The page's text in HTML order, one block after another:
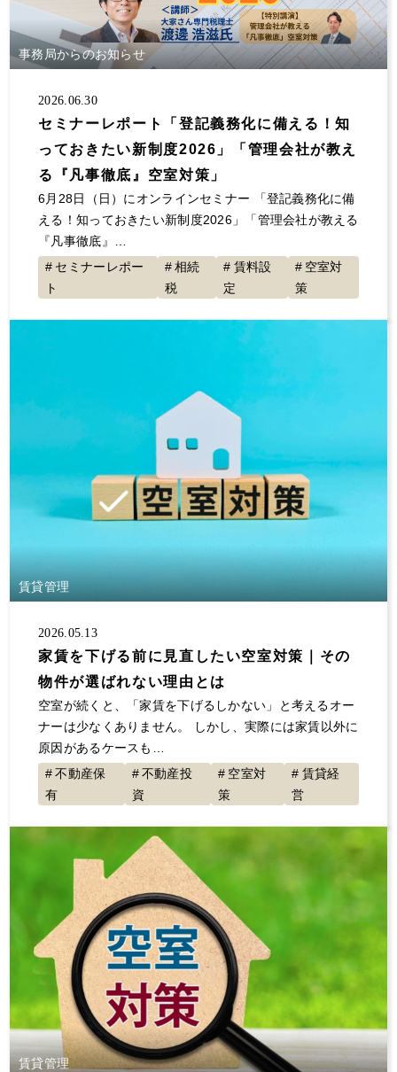
大規模修繕
消費税 保険
自主管理
サラリーマン
事業継承 夜逃げ
東京ルール
節税対策
確定申告していない
大家の会
家賃
空室対策
決算書 1年目
セミナー登壇
交渉
不動産所得 賃貸経営
青色申告
地主と家主
税金
全国賃貸住宅新聞 トラブル
ゴミ屋敷
敷金
計算 更新料 損害賠償
償却
事務局からのお知らせ
2026.06.30
セミナーレポート「登記義務化に備える！知
っておきたい新制度2026」「管理会社が教え
る『凡事徹底』空室対策」
6月28日（日）にオンラインセミナー 「登記義務化に備
える！知っておきたい新制度2026」「管理会社が教える
『凡事徹底』…
セミナーレポー
ト
相続
税
賃料設
定
空室対
策
賃貸管理
2026.05.13
家賃を下げる前に見直したい空室対策｜その
物件が選ばれない理由とは
空室が続くと、「家賃を下げるしかない」と考えるオー
ナーは少なくありません。 しかし、実際には家賃以外に
原因があるケースも…
不動産保
有
不動産投
資
空室対
策
賃貸経
営
賃貸管理